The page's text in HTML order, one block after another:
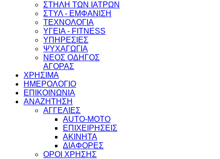
ΣΤΗΛΗ ΤΩΝ ΙΑΤΡΩΝ
ΣΤΥΛ - ΕΜΦΑΝΙΣΗ
ΤΕΧΝΟΛΟΓΙΑ
ΥΓΕΙΑ - FITNESS
ΥΠΗΡΕΣΙΕΣ
ΨΥΧΑΓΩΓΙΑ
ΝΕΟΣ ΟΔΗΓΟΣ
ΑΓΟΡΑΣ
ΧΡΗΣΙΜΑ
ΗΜΕΡΟΛΟΓΙΟ
ΕΠΙΚΟΙΝΩΝΙΑ
ΑΝΑΖΗΤΗΣΗ
ΑΓΓΕΛΙΕΣ
AUTO-MOTO
ΕΠΙΧΕΙΡΗΣΕΙΣ
ΑΚΙΝΗΤΑ
ΔΙΑΦΟΡΕΣ
ΟΡΟΙ ΧΡΗΣΗΣ